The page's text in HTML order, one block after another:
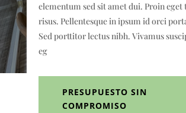
elementum sed sit amet dui. Proin
risus. Pellentesque in ipsum id orci
Sed porttitor lectus nibh. Vivamus
eg
PRESUPUESTO SIN
COMPROMISO